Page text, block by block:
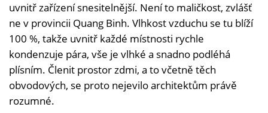
uvnitř zařízení snesitelnější. Není to maličkost, zvlášť
ne v provincii Quang Binh. Vlhkost vzduchu se tu blíží
100 %, takže uvnitř každé místnosti rychle
kondenzuje pára, vše je vlhké a snadno podléhá
plísním. Členit prostor zdmi, a to včetně těch
obvodových, se proto nejevilo architektům právě
rozumné.